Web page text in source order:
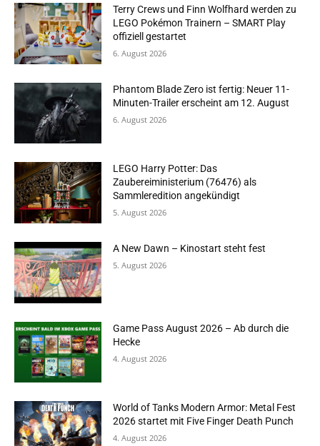
Terry Crews und Finn Wolfhard werden zu
LEGO Pokémon Trainern – SMART Play
offiziell gestartet
6. August 2026
Phantom Blade Zero ist fertig: Neuer 11-
Minuten-Trailer erscheint am 12. August
6. August 2026
LEGO Harry Potter: Das
Zaubereiministerium (76476) als
Sammleredition angekündigt
5. August 2026
A New Dawn – Kinostart steht fest
5. August 2026
Game Pass August 2026 – Ab durch die
Hecke
4. August 2026
World of Tanks Modern Armor: Metal Fest
2026 startet mit Five Finger Death Punch
4. August 2026